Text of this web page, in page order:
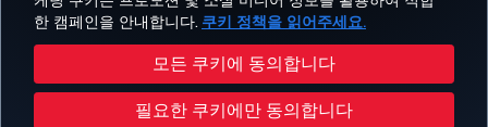
한 캠페인을 안내합니다. 쿠키 정책을 읽어주세요.
모든 쿠키에 동의합니다
필요한 쿠키에만 동의합니다
리
험
목적지
말
CLUB
Airlines
접근성 개인정보보호 및 쿠키 정책 법률 고시 승객 권리 쿠키 설정 변경
항공교통이용자 서비스 계획 미국 DOT 고객 서비스 계획 EU 데이터 주체 권리